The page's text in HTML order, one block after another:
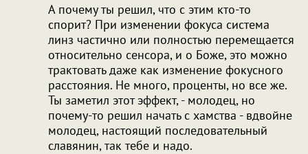
А почему ты решил, что с этим кто-то
спорит? При изменении фокуса система
линз частично или полностью перемещается
относительно сенсора, и о Боже, это можно
трактовать даже как изменение фокусного
расстояния. Не много, проценты, но все же.
Ты заметил этот эффект, - молодец, но
почему-то решил начать с хамства - вдвойне
молодец, настоящий последовательный
славянин, так тебе и надо.